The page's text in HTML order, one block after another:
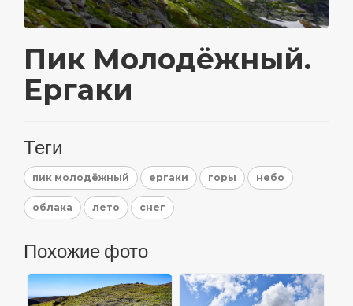
Пик Молодёжный.
Ергаки
Теги
пик молодёжный ергаки горы небо
облака лето снег
Похожие фото